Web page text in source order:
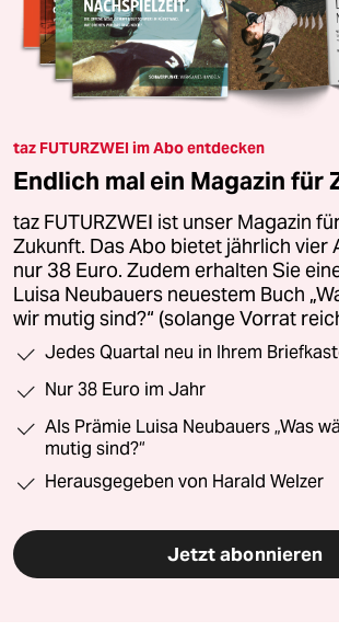
taz FUTURZWEI im Abo entdecken
Endlich mal ein Magazin für
taz FUTURZWEI ist unser Magazin
Zukunft. Das Abo bietet jährlich vier
nur 38 Euro. Zudem erhalten Sie
Luisa Neubauers neuestem Buch
wir mutig sind?“ (solange Vorrat
Jedes Quartal neu in Ihrem
Nur 38 Euro im Jahr
Als Prämie Luisa Neubauers „Was
mutig sind?“
Herausgegeben von Harald Welzer
Jetzt abonnieren